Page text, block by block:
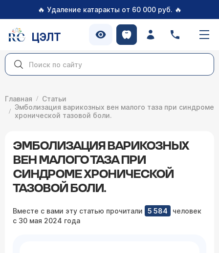
🔥 Удаление катаракты от 60 000 руб. 🔥
ЦЭЛТ
Главная
Статьи
Эмболизация варикозных вен малого таза при синдроме
хронической тазовой боли.
ЭМБОЛИЗАЦИЯ ВАРИКОЗНЫХ
ВЕН МАЛОГО ТАЗА ПРИ
СИНДРОМЕ ХРОНИЧЕСКОЙ
ТАЗОВОЙ БОЛИ.
Вместе с вами эту статью прочитали 5 584
человек
с 30 мая 2024 года